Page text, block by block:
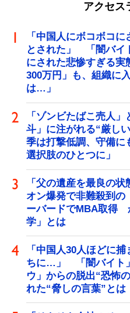
アクセス
「中国人にボコボコ
とされた」 「闇バイ
にされた悲惨すぎる
300万円」も、組織に
は…」
「ゾンビたばこ売人
斗」に注がれる“厳し
季は打撃低調、守備
選択肢のひとつに」
「父の遺産を最良の
オン爆発で非難殺到の
ーバードでMBA取得
学」とは
「中国人30人ほどに
ちに…」 「闇バイト
ウ」からの脱出“恐怖
れた“脅しの言葉”とは